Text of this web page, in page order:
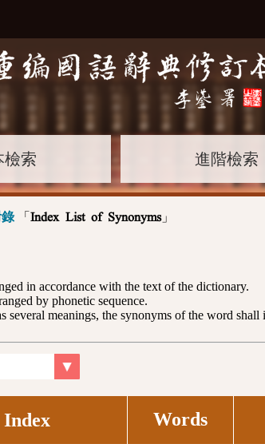
檢索 進階檢索
「 Index List of Synonyms」
in accordance with the text of the dictionary.
by phonetic sequence.
several meanings, the synonyms of the word shall
Index Words